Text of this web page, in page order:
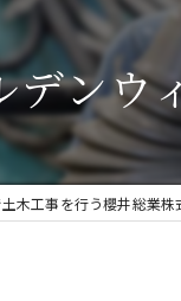
デンウ
木工事を行う櫻井総業株